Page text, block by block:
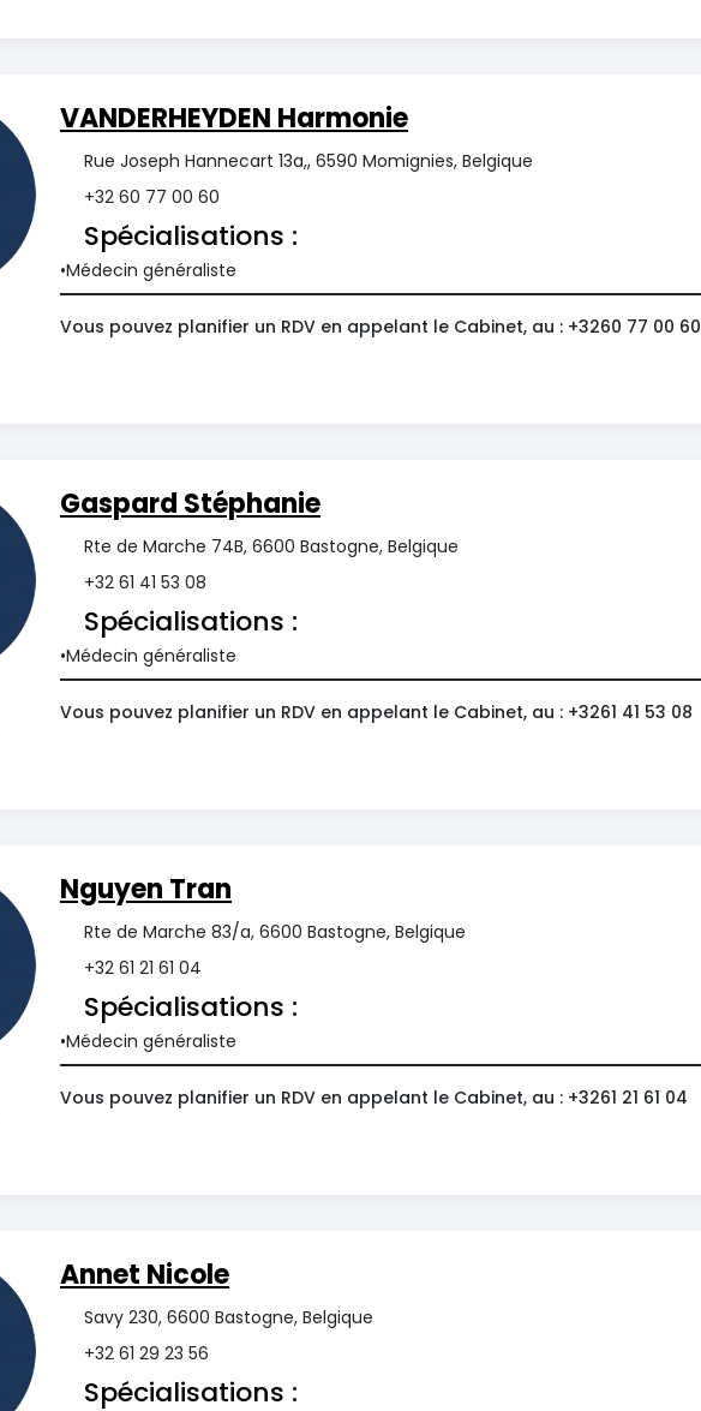
VANDERHEYDEN Harmonie
Rue Joseph Hannecart 13a,, 6590 Momignies, Belgique
+32 60 77 00 60
Spécialisations :
Médecin généraliste
Vous pouvez planifier un RDV en appelant le Cabinet, au : +3260 77 00 60
Gaspard Stéphanie
Rte de Marche 74B, 6600 Bastogne, Belgique
+32 61 41 53 08
Spécialisations :
Médecin généraliste
Vous pouvez planifier un RDV en appelant le Cabinet, au : +3261 41 53 08
Nguyen Tran
Rte de Marche 83/a, 6600 Bastogne, Belgique
+32 61 21 61 04
Spécialisations :
Médecin généraliste
Vous pouvez planifier un RDV en appelant le Cabinet, au : +3261 21 61 04
Annet Nicole
Savy 230, 6600 Bastogne, Belgique
+32 61 29 23 56
Spécialisations :